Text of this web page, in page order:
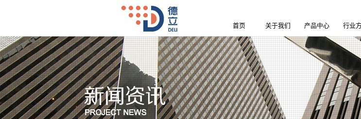
首页 关于我们 产品中心 行业